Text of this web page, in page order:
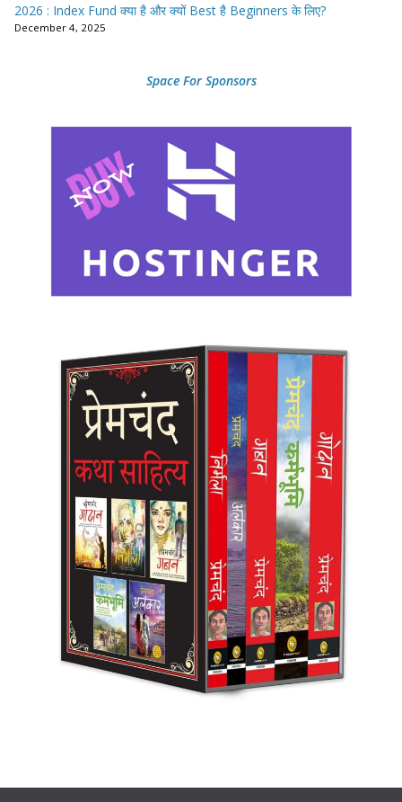
2026 : Index Fund क्या है और क्यों Best है Beginners के लिए?
December 4, 2025
Space For Sponsors